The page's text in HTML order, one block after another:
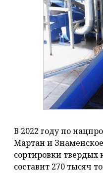
В 2022 году по
Мартан и
сортировки
составит 270 тысяч